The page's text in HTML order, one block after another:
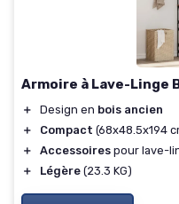
Armoire à Lave-Linge
＋ Design en bois ancien
＋
Compact (68x48.5x194
＋
Accessoires pour lave-
＋
Légère (23.3 KG)